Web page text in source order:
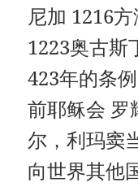
尼加 1216
1223奥古斯
423年的条
前耶稣会 罗
尔，利玛窦
向世界其他